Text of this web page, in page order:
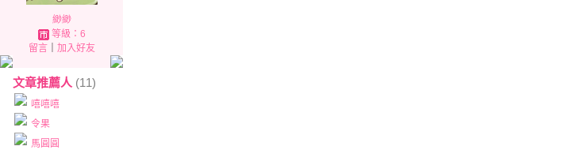
緲緲
等級：6
留言｜ 加入好友
文章推薦人 (11)
嘻嘻嘻
令果
馬圓圓